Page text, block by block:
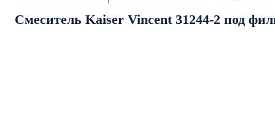
Смеситель Kaiser Vincent 31244-2 под